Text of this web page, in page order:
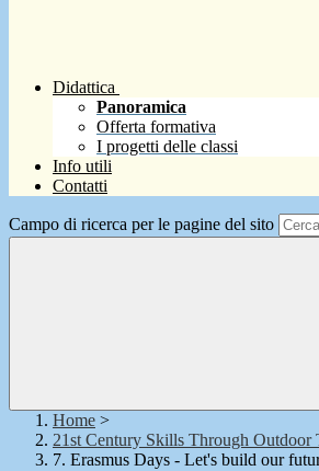
Didattica
Panoramica
Offerta formativa
I progetti delle classi
Info utili
Contatti
Campo di ricerca per le pagine del sito
Home >
21st Century Skills Through Outdoor
7. Erasmus Days - Let's build our